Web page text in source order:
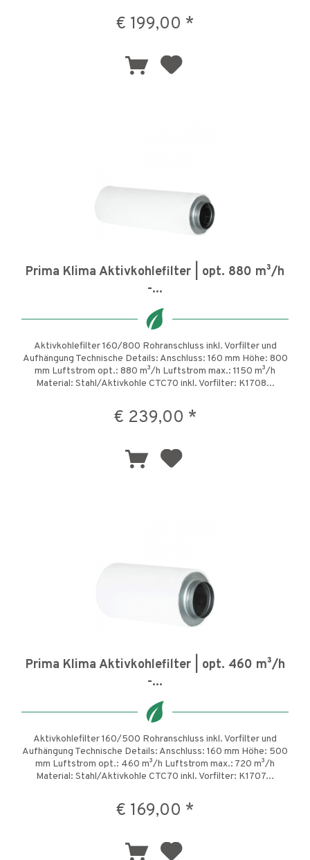
€ 199,00 *
Prima Klima Aktivkohlefilter | opt. 880 m³/h
-...
Aktivkohlefilter 160/800 Rohranschluss inkl. Vorfilter und
Aufhängung Technische Details: Anschluss: 160 mm Höhe: 800
mm Luftstrom opt.: 880 m³/h Luftstrom max.: 1150 m³/h
Material: Stahl/Aktivkohle CTC70 inkl. Vorfilter: K1708...
€ 239,00 *
Prima Klima Aktivkohlefilter | opt. 460 m³/h
-...
Aktivkohlefilter 160/500 Rohranschluss inkl. Vorfilter und
Aufhängung Technische Details: Anschluss: 160 mm Höhe: 500
mm Luftstrom opt.: 460 m³/h Luftstrom max.: 720 m³/h
Material: Stahl/Aktivkohle CTC70 inkl. Vorfilter: K1707...
€ 169,00 *